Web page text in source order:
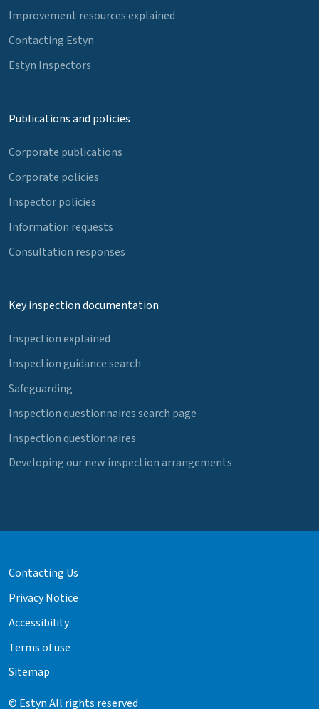
Improvement resources explained
Contacting Estyn
Estyn Inspectors
Publications and policies
Corporate publications
Corporate policies
Inspector policies
Information requests
Consultation responses
Key inspection documentation
Inspection explained
Inspection guidance search
Safeguarding
Inspection questionnaires search page
Inspection questionnaires
Developing our new inspection arrangements
Contacting Us
Privacy Notice
Accessibility
Terms of use
Sitemap
© Estyn All rights reserved